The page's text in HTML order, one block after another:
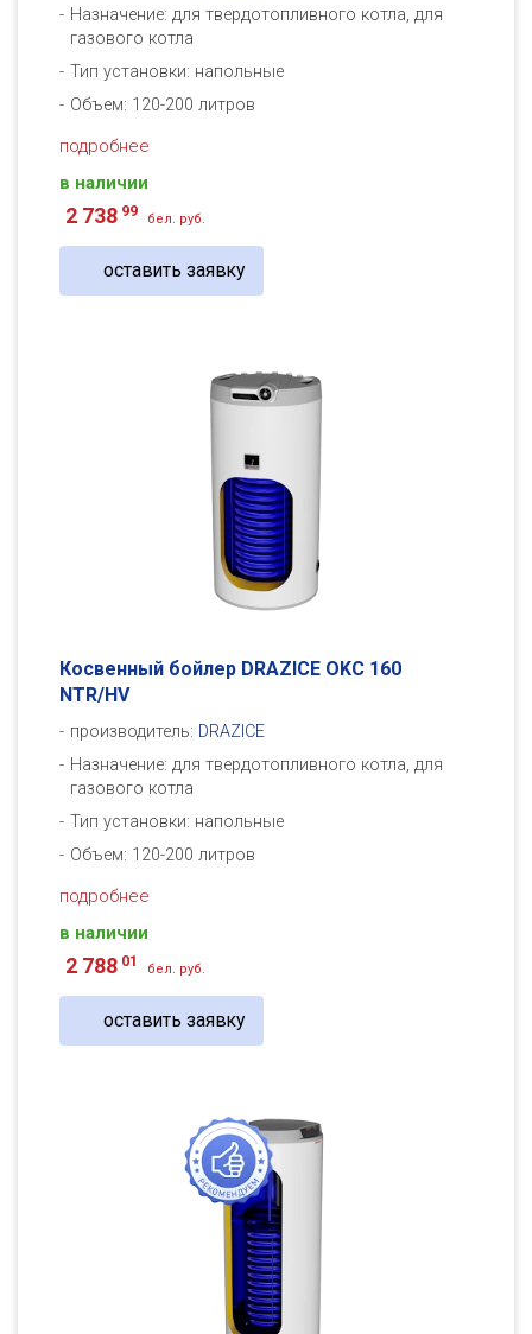
Назначение: для твердотопливного котла, для
газового котла
Тип установки: напольные
Объем: 120-200 литров
подробнее
в наличии
2 738 99 бел. руб.
оставить заявку
Косвенный бойлер DRAZICE OKC 160
NTR/HV
производитель: DRAZICE
Назначение: для твердотопливного котла, для
газового котла
Тип установки: напольные
Объем: 120-200 литров
подробнее
в наличии
2 788 01 бел. руб.
оставить заявку